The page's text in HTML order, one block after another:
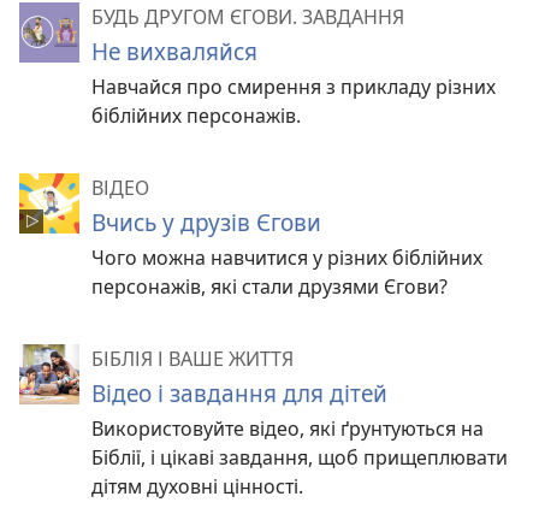
БУДЬ ДРУГОМ ЄГОВИ. ЗАВДАННЯ
Не вихваляйся
Навчайся про смирення з прикладу різних
біблійних персонажів.
ВІДЕО
Вчись у друзів Єгови
Чого можна навчитися у різних біблійних
персонажів, які стали друзями Єгови?
БІБЛІЯ І ВАШЕ ЖИТТЯ
Відео і завдання для дітей
Використовуйте відео, які ґрунтуються на
Біблії, і цікаві завдання, щоб прищеплювати
дітям духовні цінності.